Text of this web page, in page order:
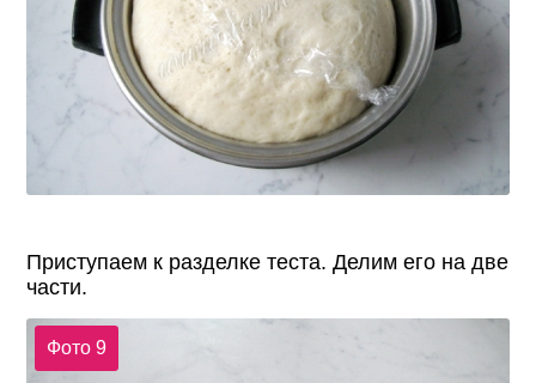
Приступаем к разделке теста. Делим его на две
части.
Фото 9